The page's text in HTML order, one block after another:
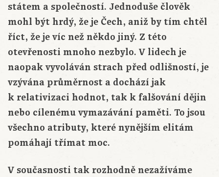
státem a společností. Jednoduše člověk
mohl být hrdý, že je Čech, aniž by tím chtěl
říct, že je víc než někdo jiný. Z této
otevřenosti mnoho nezbylo. V lidech je
naopak vyvoláván strach před odlišností, je
vzývána průměrnost a dochází jak
k relativizaci hodnot, tak k falšování dějin
nebo cílenému vymazávání paměti. To jsou
všechno atributy, které nynějším elitám
pomáhají třímat moc.
V současnosti tak rozhodně nezažíváme